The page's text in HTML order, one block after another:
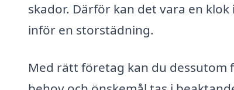
skador. Därför kan det vara en
inför en storstädning.
Med rätt företag kan du dessutom